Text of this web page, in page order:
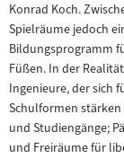
Konrad Koch.
Spielräume jedoch
Bildungsprogramm
Füßen. In der
Ingenieure, der sich
Schulformen
und Studiengänge;
und Freiräume für